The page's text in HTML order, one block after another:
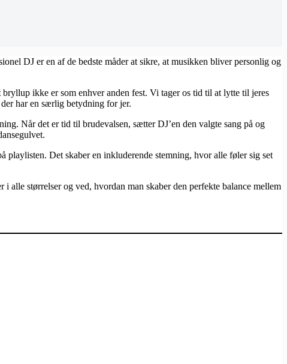
DJ er en af de bedste måder at sikre, at musikken bliver personlig og
bryllup ikke er som enhver anden fest. Vi tager os tid til at lytte til jeres
har en særlig betydning for jer.
Når det er tid til brudevalsen, sætter DJ’en den valgte sang på og
playlisten. Det skaber en inkluderende stemning, hvor alle føler sig set
alle størrelser og ved, hvordan man skaber den perfekte balance mellem